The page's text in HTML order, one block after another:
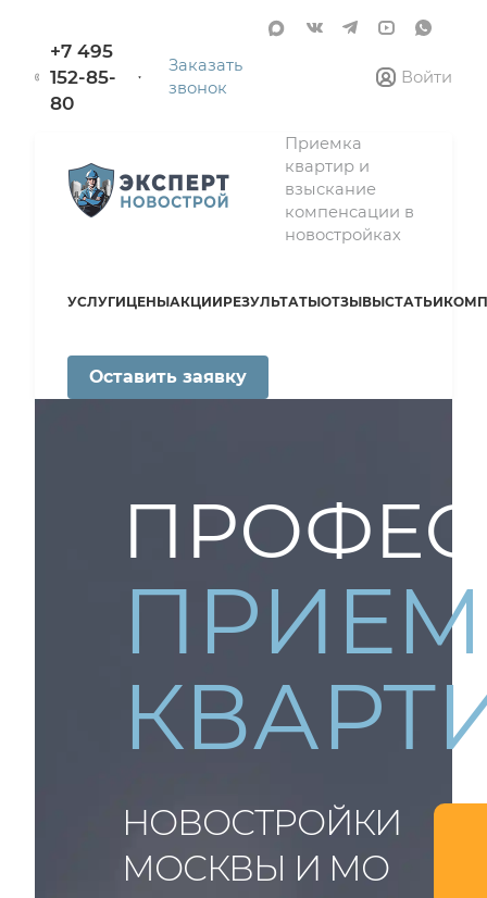
+7 495
152-85-
80
Заказать
звонок
Войти
Приемка
квартир и
взыскание
компенсации в
новостройках
УСЛУГИЦЕНЫАКЦИИРЕЗУЛЬТАТЫОТЗЫВЫСТАТЬИ
Оставить заявку
НОВОСТРОЙКИ
МОСКВЫ И МО